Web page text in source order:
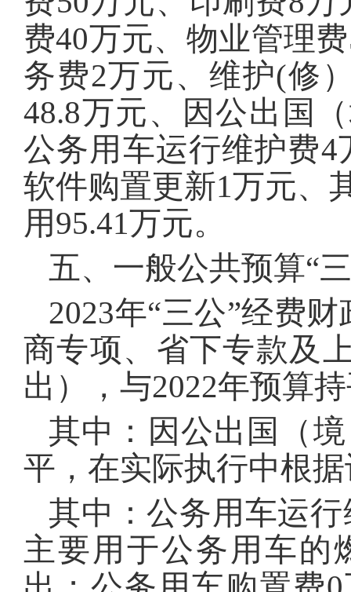
费40万元、物业管理
务费2万元、维护(修
48.8万元、因公出国
公务用车运行维护费
软件购置更新1万元、
用95.41万元。
五、一般公共预算“
2023年“三公”经费
商专项、省下专款及
出），与2022年预算
其中：因公出国（
平，在实际执行中根
其中：公务用车运
主要用于公务用车的